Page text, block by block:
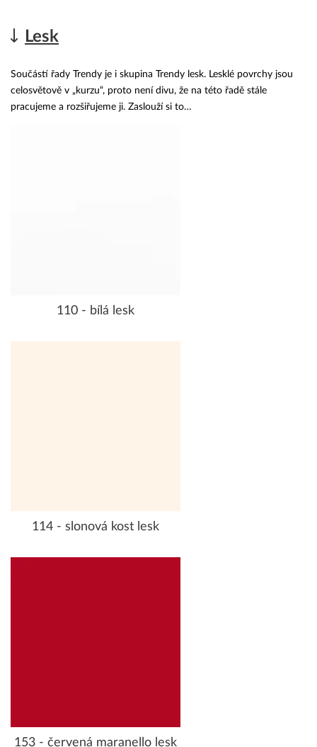
Lesk
Součástí řady Trendy je i skupina Trendy lesk. Lesklé povrchy jsou
celosvětově v „kurzu“, proto není divu, že na této řadě stále
pracujeme a rozšiřujeme ji. Zaslouží si to…
110 - bílá lesk
114 - slonová kost lesk
153 - červená maranello lesk